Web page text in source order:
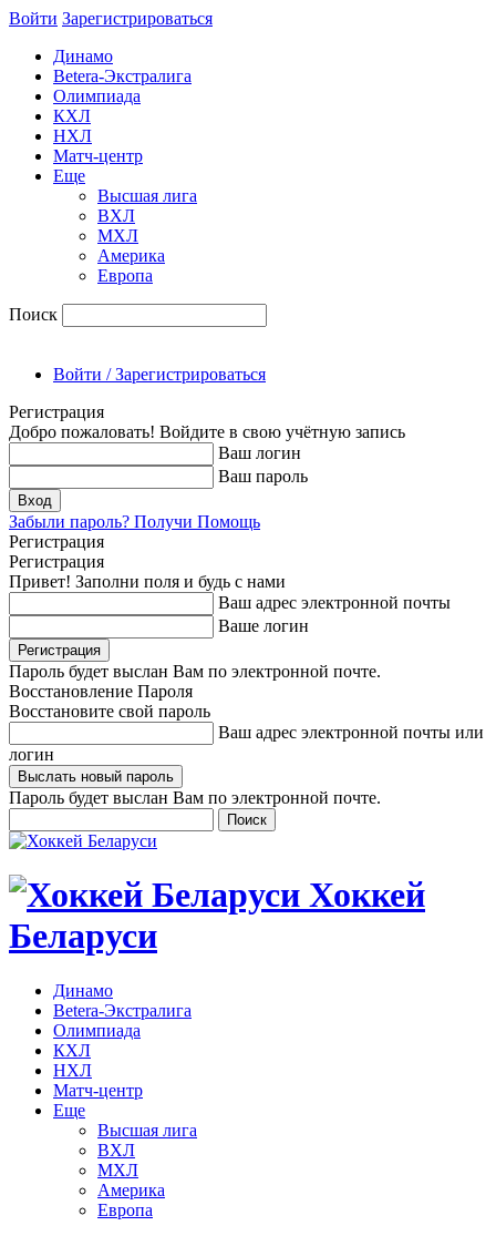
Войти Зарегиcтрироваться
Динамо
Betera-Экстралига
Олимпиада
КХЛ
НХЛ
Матч-центр
Еще
Высшая лига
ВХЛ
МХЛ
Америка
Европа
Поиск
Войти / Зарегистрироваться
Регистрация
Добро пожаловать! Войдите в свою учётную запись
Ваш логин
Ваш пароль
Забыли пароль? Получи Помощь
Регистрация
Регистрация
Привет! Заполни поля и будь с нами
Ваш адрес электронной почты
Ваше логин
Пароль будет выслан Вам по электронной почте.
Восстановление Пароля
Восстановите свой пароль
Ваш адрес электронной почты или
логин
Пароль будет выслан Вам по электронной почте.
Хоккей
Беларуси
Динамо
Betera-Экстралига
Олимпиада
КХЛ
НХЛ
Матч-центр
Еще
Высшая лига
ВХЛ
МХЛ
Америка
Европа